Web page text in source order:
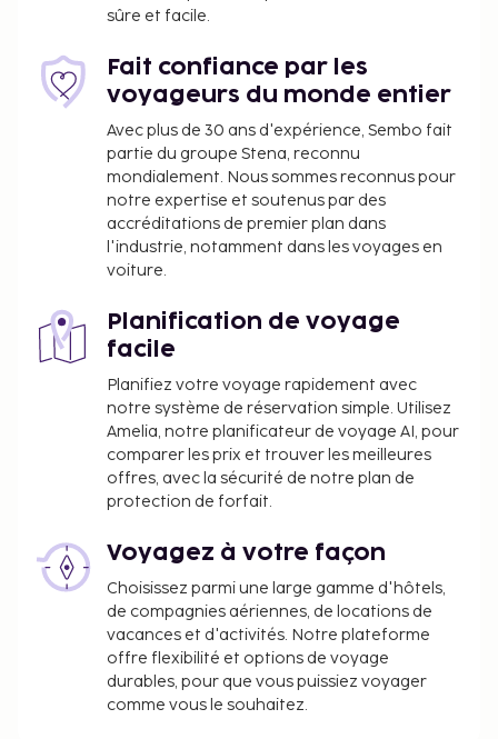
jardin et des nombreux équipements et services qui
Wi-Fi à Internet gratuit et une salle de séjour
commune.
sûre et facile.
Fait confiance par les
voyageurs du monde entier
Avec plus de 30 ans d'expérience, Sembo fait
partie du groupe Stena, reconnu
mondialement. Nous sommes reconnus pour
notre expertise et soutenus par des
accréditations de premier plan dans
l'industrie, notamment dans les voyages en
voiture.
Planification de voyage
facile
Planifiez votre voyage rapidement avec
notre système de réservation simple. Utilisez
Amelia, notre planificateur de voyage AI, pour
comparer les prix et trouver les meilleures
offres, avec la sécurité de notre plan de
protection de forfait.
Voyagez à votre façon
Choisissez parmi une large gamme d'hôtels,
de compagnies aériennes, de locations de
vacances et d'activités. Notre plateforme
offre flexibilité et options de voyage
durables, pour que vous puissiez voyager
comme vous le souhaitez.